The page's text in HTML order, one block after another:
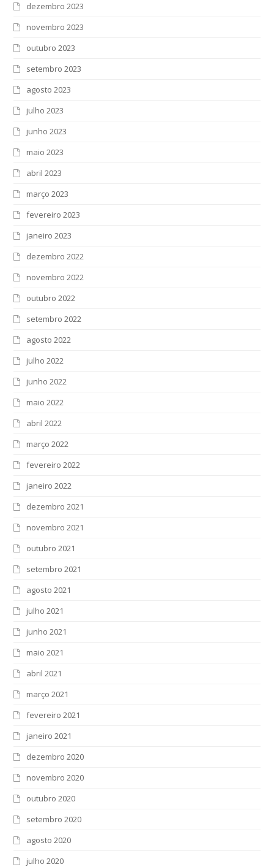
dezembro 2023
novembro 2023
outubro 2023
setembro 2023
agosto 2023
julho 2023
junho 2023
maio 2023
abril 2023
março 2023
fevereiro 2023
janeiro 2023
dezembro 2022
novembro 2022
outubro 2022
setembro 2022
agosto 2022
julho 2022
junho 2022
maio 2022
abril 2022
março 2022
fevereiro 2022
janeiro 2022
dezembro 2021
novembro 2021
outubro 2021
setembro 2021
agosto 2021
julho 2021
junho 2021
maio 2021
abril 2021
março 2021
fevereiro 2021
janeiro 2021
dezembro 2020
novembro 2020
outubro 2020
setembro 2020
agosto 2020
julho 2020